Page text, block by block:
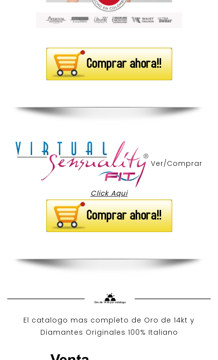
Ver/Comprar
Click Aqui
El catalogo mas completo de Oro de 14kt y
Diamantes Originales 100% Italiano